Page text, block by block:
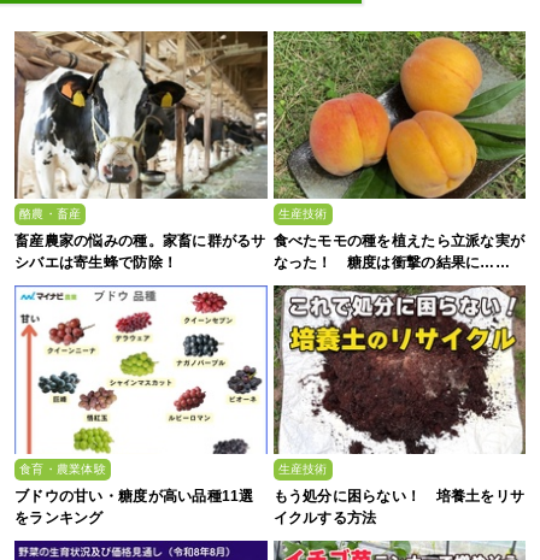
酪農・畜産
畜産農家の悩みの種。家畜に群がるサ
シバエは寄生蜂で防除！
生産技術
食べたモモの種を植えたら立派な実が
なった！ 糖度は衝撃の結果に……
食育・農業体験
ブドウの甘い・糖度が高い品種11選
をランキング
生産技術
もう処分に困らない！ 培養土をリサ
イクルする方法